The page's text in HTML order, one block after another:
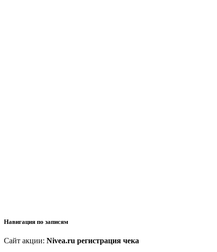
Навигация по записям
Сайт акции: Nivea.ru регистрация чека